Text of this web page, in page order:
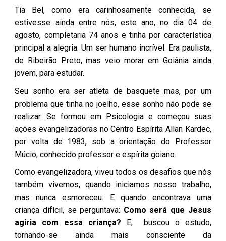
Tia Bel, como era carinhosamente conhecida, se
estivesse ainda entre nós, este ano, no dia 04 de
agosto, completaria 74 anos e tinha por característica
principal a alegria. Um ser humano incrível. Era paulista,
de Ribeirão Preto, mas veio morar em Goiânia ainda
jovem, para estudar.
Seu sonho era ser atleta de basquetemas, por um
problema que tinha no joelho, esse sonho não pode se
realizar.Se formou em Psicologia e começou suas
ações evangelizadoras no Centro Espírita Allan Kardec,
por volta de 1983, sob a orientação do Professor
Múcio, conhecido professor e espírita goiano.
Como evangelizadora, viveu todos os desafios que nós
também vivemos, quando iniciamos nosso trabalho,
mas nunca esmoreceu. E quando encontrava uma
criança difícil, se perguntava: Como será que Jesus
agiria com essa criança? E, buscou o estudo,
tornando-se ainda mais consciente da